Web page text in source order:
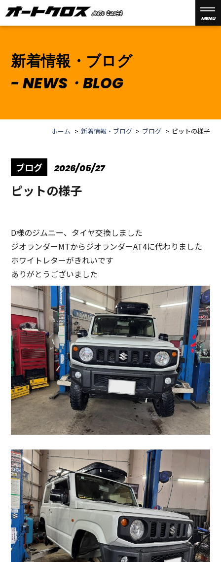
MENU
新着情報・ブログ
NEWS・BLOG
ホーム 新着情報・ブログ ブログ ピットの様子
ブログ 2026/05/27
ピットの様子
D様のジムニー、タイヤ交換しました
ジオランダーMTからジオランダーAT4に代わりました
ホワイトレターがきれいです
ありがとうございました